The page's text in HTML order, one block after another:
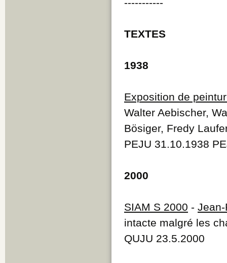
TEXTES
1938
Exposition de
Walter Aebischer,
Bösiger, Fredy
PEJU 31.10.1938
2000
SIAM S 2000 -
intacte malgré les
QUJU 23.5.2000